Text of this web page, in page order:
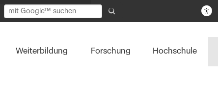
Weiterbildung Forschung Hochschule